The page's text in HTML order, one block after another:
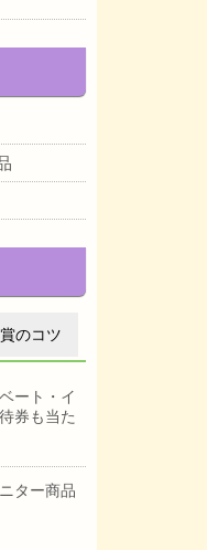
のコツ
ート・イ
券も当た
ター商品